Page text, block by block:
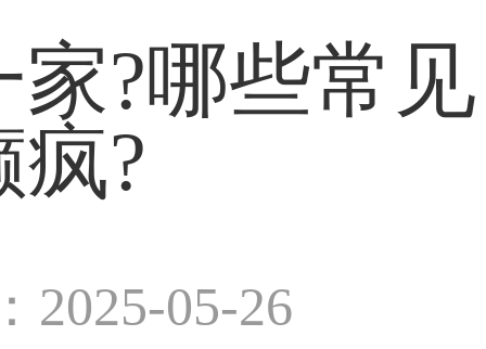
?哪些常见
?
2025-05-26